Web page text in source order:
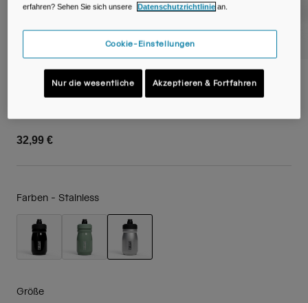
Alle kaufen
Podium® Steel 350ml Fahrradflasche
32,99 €
Farben - Stainless
Größe
erfahren? Sehen Sie sich unsere
Datenschutzrichtlinie an.
Cookie-Einstellungen
Nur die wesentliche Akzeptieren & Fortfahren